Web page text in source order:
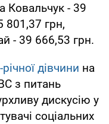
Ковальчук - 39
801,37 грн,
- 39 666,53 грн.
дівчини на
з питань
дискусію у
соціальних